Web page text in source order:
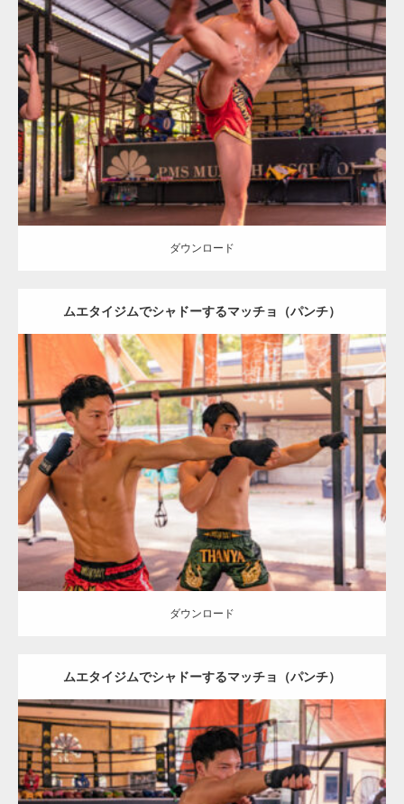
Update:2023.09.7
Category:ムエタイのマッチョ in チェンマイ(タイ) オレンジの人
AKIHITO(細マッチョ)
チェンマイ(タイ)
ダウンロード
ダウンロード
ムエタイジムでシャドーするマッチョ（パンチ）
Update:2023.09.7
Category: ムエタイのマッチョ in チェンマイ(タイ)
オレンジの人
AKIHITO(細マッチョ) SOSUKE 腹筋 チェンマイ(タイ)
ダウンロード
ダウンロード
ムエタイジムでシャドーするマッチョ（パンチ）
Update:2023.09.8